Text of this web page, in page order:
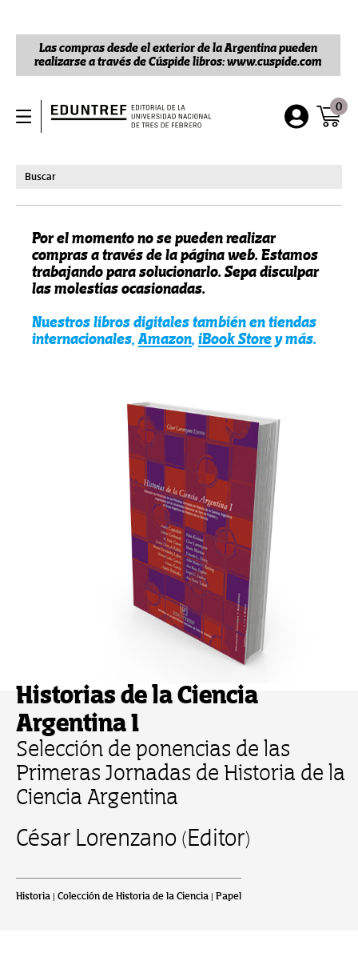
Las compras desde el exterior de la Argentina pueden
realizarse a través de Cúspide libros: www.cuspide.com
0
Por el momento no se pueden realizar
compras a través de la página web. Estamos
trabajando para solucionarlo. Sepa disculpar
las molestias ocasionadas.
Nuestros libros digitales también en tiendas
internacionales, Amazon, iBook Storey más.
Historias de la Ciencia
Argentina I
Selección de ponencias de las
Primeras Jornadas de Historia de la
Ciencia Argentina
César Lorenzano (Editor)
Historia | Colección de Historia de la Ciencia | Papel